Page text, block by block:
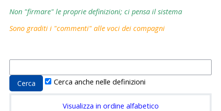
Non "firmare" le proprie definizioni; ci pensa il sistema
Sono graditi i "commenti" alle voci dei compagni
Cerca anche nelle definizioni
Visualizza in ordine alfabetico